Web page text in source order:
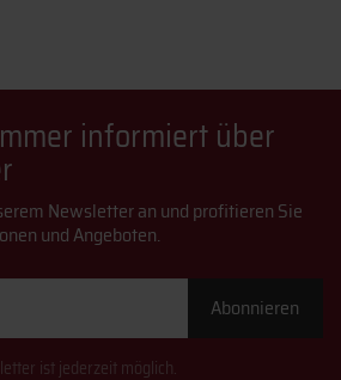
informiert über
Newsletter an und profitieren Sie
und Angeboten.
Abonnieren
ist jederzeit möglich.